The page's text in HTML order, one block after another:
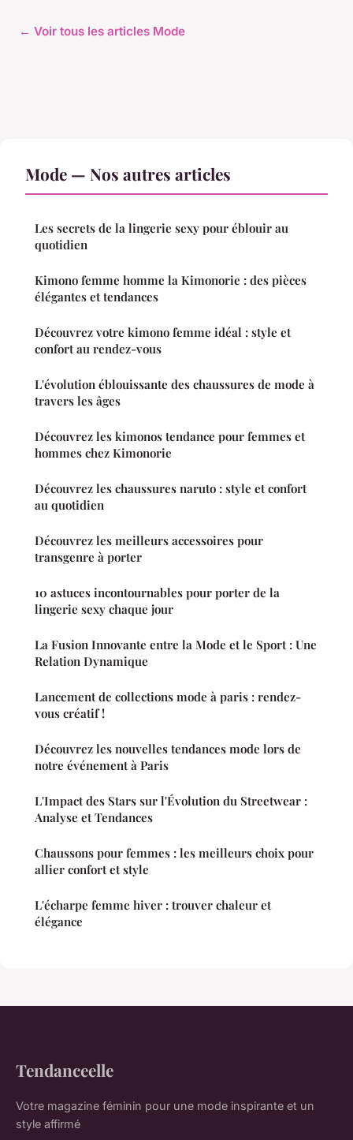
← Voir tous les articles Mode
Mode — Nos autres articles
Les secrets de la lingerie sexy pour éblouir au
quotidien
Kimono femme homme la Kimonorie : des pièces
élégantes et tendances
Découvrez votre kimono femme idéal : style et
confort au rendez-vous
L'évolution éblouissante des chaussures de mode à
travers les âges
Découvrez les kimonos tendance pour femmes et
hommes chez Kimonorie
Découvrez les chaussures naruto : style et confort
au quotidien
Découvrez les meilleurs accessoires pour
transgenre à porter
10 astuces incontournables pour porter de la
lingerie sexy chaque jour
La Fusion Innovante entre la Mode et le Sport : Une
Relation Dynamique
Lancement de collections mode à paris : rendez-
vous créatif !
Découvrez les nouvelles tendances mode lors de
notre événement à Paris
L'Impact des Stars sur l'Évolution du Streetwear :
Analyse et Tendances
Chaussons pour femmes : les meilleurs choix pour
allier confort et style
L'écharpe femme hiver : trouver chaleur et
élégance
Tendanceelle
Votre magazine féminin pour une mode inspirante et un
style affirmé